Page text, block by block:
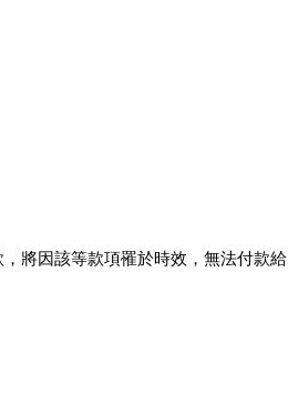
將因該等款項罹於時效，無法付款給